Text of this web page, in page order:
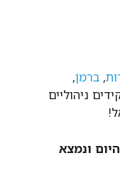
, ברמן,
ניהוליים
ונמצא